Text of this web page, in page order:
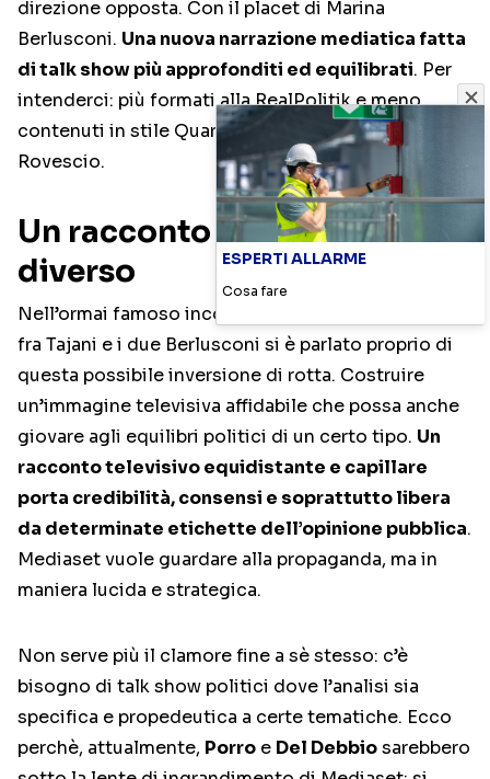
direzione opposta. Con il placet di Marina
Berlusconi. Una nuova narrazione mediatica fatta
di talk show più approfonditi ed equilibrati. Per
intenderci: più formati alla RealPolitik e meno
contenuti in stile Quarta Repubblica o Dritto e
Rovescio.
Un racconto televisivo
diverso
Nell’ormai famoso incontro di Cologno Monzese
fra Tajani e i due Berlusconi si è parlato proprio di
questa possibile inversione di rotta. Costruire
un’immagine televisiva affidabile che possa anche
giovare agli equilibri politici di un certo tipo. Un
racconto televisivo equidistante e capillare
porta credibilità, consensi e soprattutto libera
da determinate etichette dell’opinione pubblica.
Mediaset vuole guardare alla propaganda, ma in
maniera lucida e strategica.
Non serve più il clamore fine a sè stesso: c’è
bisogno di talk show politici dove l’analisi sia
specifica e propedeutica a certe tematiche. Ecco
perchè, attualmente, Porro e Del Debbiosarebbero
ESPERTI ALLARME
Cosa fare